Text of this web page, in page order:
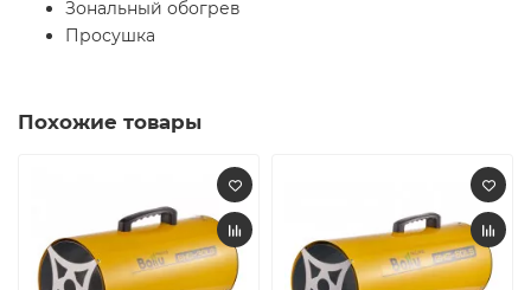
Зональный обогрев
Просушка
Похожие товары